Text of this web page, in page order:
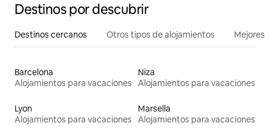
Destinos por descubrir
Destinos cercanos Otros tipos de alojamientos Mejores
Barcelona
Alojamientos para vacaciones
Niza
Alojamientos para vacaciones
Lyon
Alojamientos para vacaciones
Marsella
Alojamientos para vacaciones